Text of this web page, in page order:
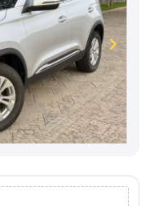
chevron_right